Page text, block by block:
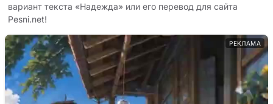
вариант текста «Надежда» или его перевод для сайта
Pesni.net!
РЕКЛАМА